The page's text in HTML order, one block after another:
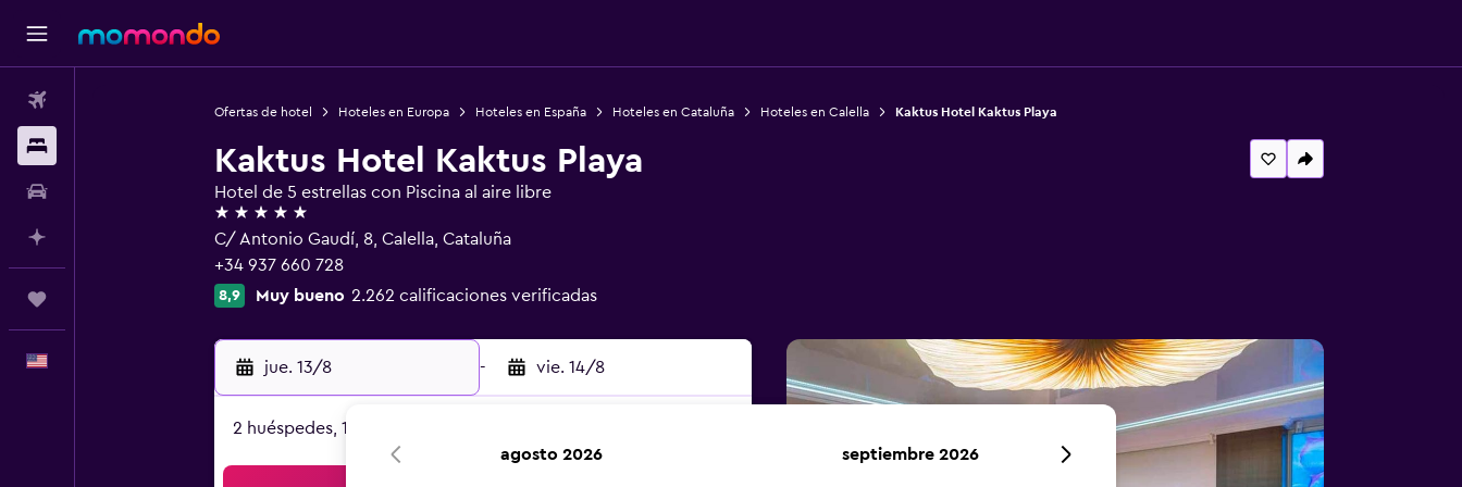
Ofertas de hotel Hoteles en Europa Hoteles en España Hoteles en Cataluña Hoteles en Calella Kaktus Hotel Kaktus Playa
Kaktus Hotel Kaktus Playa
Hotel de 5 estrellas con Piscina al aire libre
5 estrellas
C/ Antonio Gaudí, 8, Calella, Cataluña
+34 937 660 728
8,9 Muy bueno 2.262 calificaciones verificadas
jue. 13/8 - vie. 14/8
2 huéspedes, 1 habitación
agosto 2026 septiembre 2026